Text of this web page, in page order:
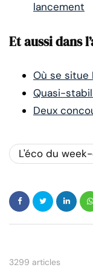
lancement
Et aussi dans
Où se situe
Quasi-
Deux
L'éco du
3299 articles